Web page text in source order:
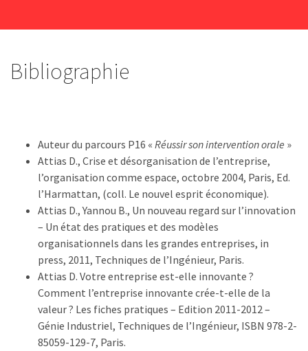
Bibliographie
Auteur du parcours P16 « Réussir son intervention orale »
Attias D., Crise et désorganisation de l’entreprise,
l’organisation comme espace, octobre 2004, Paris, Ed.
l’Harmattan, (coll. Le nouvel esprit économique).
Attias D., Yannou B., Un nouveau regard sur l’innovation
– Un état des pratiques et des modèles
organisationnels dans les grandes entreprises, in
press, 2011, Techniques de l’Ingénieur, Paris.
Attias D. Votre entreprise est-elle innovante ?
Comment l’entreprise innovante crée-t-elle de la
valeur ? Les fiches pratiques – Edition 2011-2012 –
Génie Industriel, Techniques de l’Ingénieur, ISBN 978-2-
85059-129-7, Paris.